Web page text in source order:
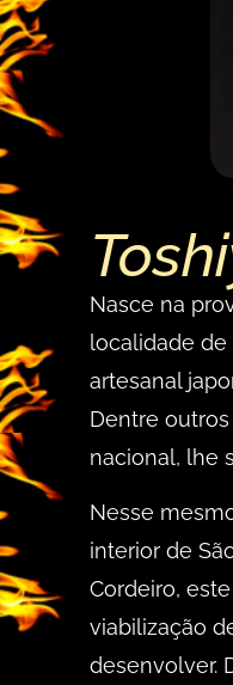
Nasce na
localidade de
artesanal
Dentre
nacional, lhe
Nesse
interior de
Cordeiro,
viabilização
desenvolver.